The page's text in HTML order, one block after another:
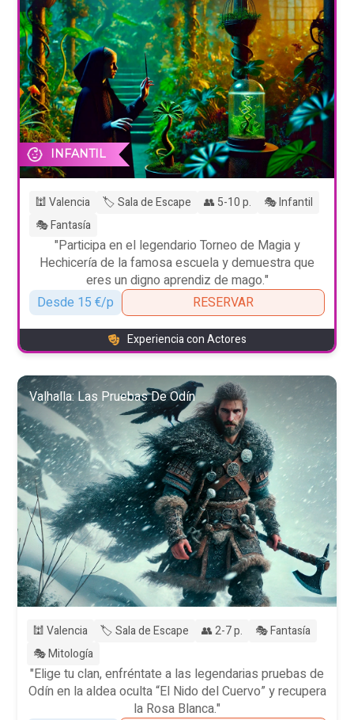
INFANTIL
🕍 Valencia 🏷️ Sala de Escape 👥 5-10 p.
🎭 Infantil
🎭 Fantasía
"Participa en el legendario Torneo de Magia y
Hechicería de la famosa escuela y demuestra que
eres un digno aprendiz de mago."
Desde 15 €/p
RESERVAR
Experiencia con Actores
Valhalla: Las Pruebas De Odín
🕍 Valencia 🏷️ Sala de Escape 👥 2-7 p.
🎭 Fantasía
🎭 Mitología
"Elige tu clan, enfréntate a las legendarias pruebas de
Odín en la aldea oculta “El Nido del Cuervo” y recupera
la Rosa Blanca."